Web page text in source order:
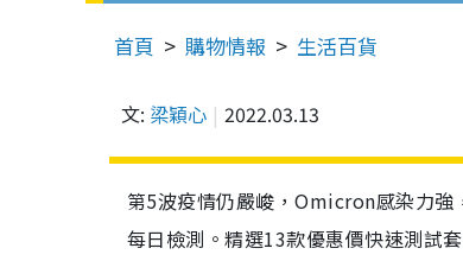
首頁 購物情報 生活百貨
文: 梁穎心 2022.03.13
第5波疫情仍嚴峻，Omicron感染力強
每日檢測。精選13款優惠價快速測試